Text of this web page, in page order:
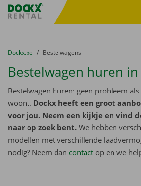
Fratello DEMO
U bevindt zich hier:
van
Dockx.be naar
Bestelwagens
Bestelwagen huren in
Bestelwagen huren: geen probleem
woont. Dockx heeft een groot
voor jou. Neem een kijkje en vind
naar op zoek bent. We hebben
modellen met verschillende
nodig? Neem dan contact op en we